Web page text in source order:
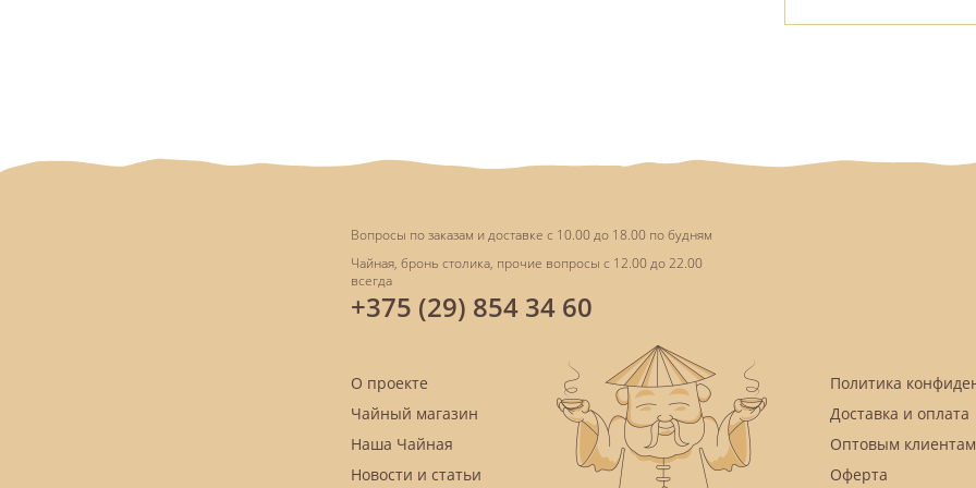
Вопросы по заказам и доставке с 10.00 до 18.00 по будням
Чайная, бронь столика, прочие вопросы с 12.00 до 22.00
всегда
+375 (29) 854 34 60
О проекте
Чайный магазин
Наша Чайная
Новости и статьи
Политика
Доставка и оплата
Оптовым клиентам
Оферта